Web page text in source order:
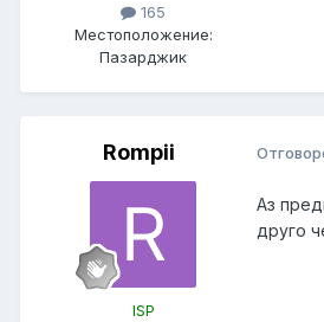
165
Местоположение:
Пазарджик
Rompii
ISP
Аз
друго